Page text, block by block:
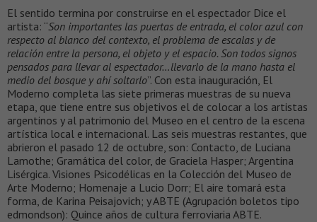
El sentido termina por construirse en el espectador Dice el
artista: “Son importantes las puertas de entrada, el color azul con
respecto al blanco del contexto, el problema de escalas y de
relación entre la persona, el objeto y el espacio. Son todos signos
pensados para llevar al espectador…llevarlo de la mano hasta el
medio del bosque y ahí soltarlo”. Con esta inauguración, El
Moderno completa las siete primeras muestras de su nueva
etapa, que tiene entre sus objetivos el de colocar a los artistas
argentinos y al patrimonio del Museo en el centro de la escena
artística local e internacional. Las seis muestras restantes, que
abrieron el pasado 12 de octubre, son: Contacto, de Luciana
Lamothe; Gramática del color, de Graciela Hasper; Argentina
Lisérgica. Visiones Psicodélicas en la Colección del Museo de
Arte Moderno; Homenaje a Lucio Dorr; El aire tomará esta
forma, de Karina Peisajovich; y ABTE (Agrupación boletos tipo
edmondson): Quince años de cultura ferroviaria ABTE.